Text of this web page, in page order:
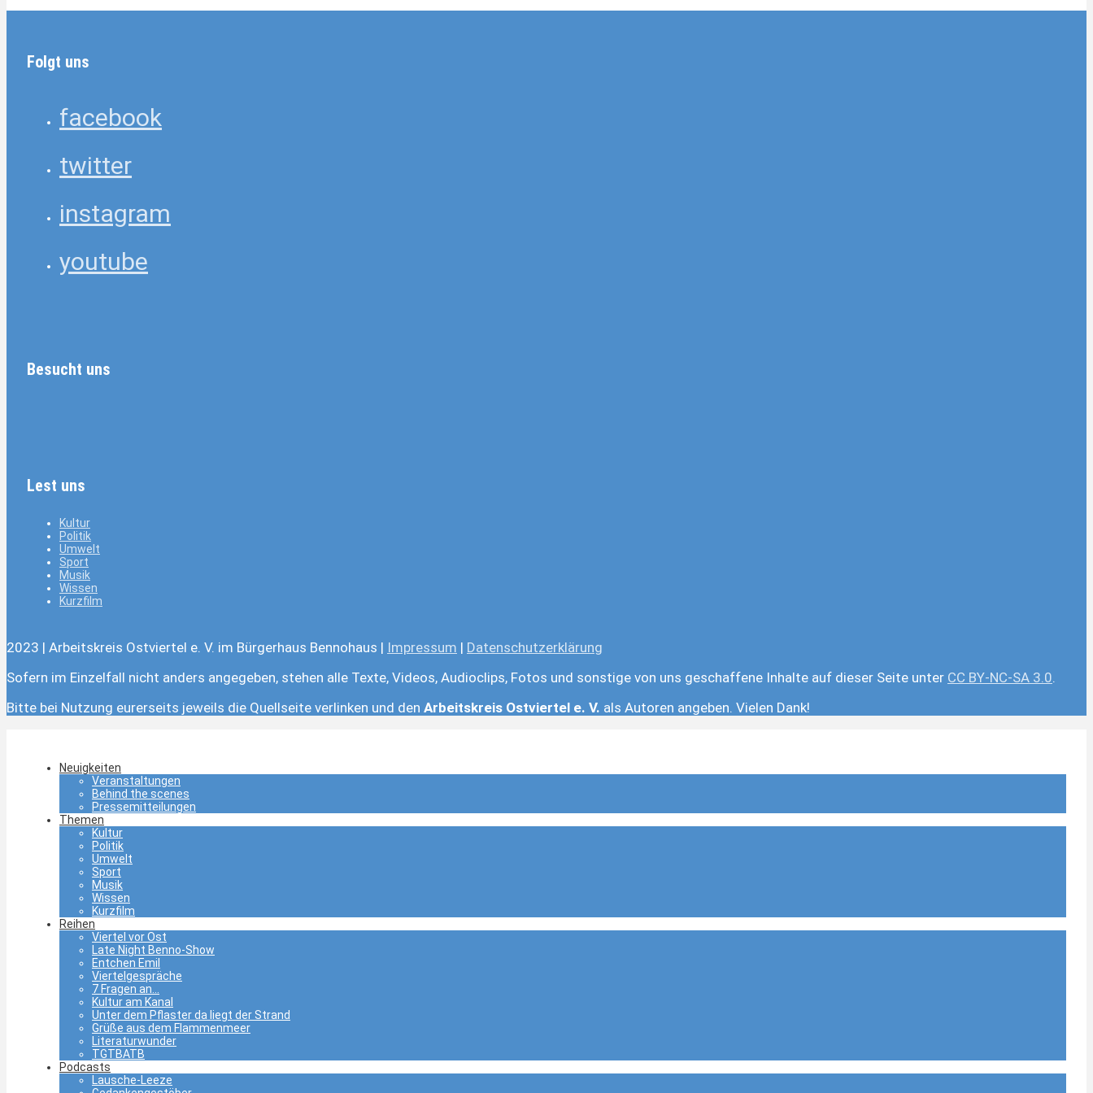
Folgt uns
facebook
twitter
instagram
youtube
Besucht uns
Lest uns
Kultur
Politik
Umwelt
Sport
Musik
Wissen
Kurzfilm
2023 | Arbeitskreis Ostviertel e. V. im Bürgerhaus Bennohaus | Impressum | Datenschutzerklärung
Sofern im Einzelfall nicht anders angegeben, stehen alle Texte, Videos, Audioclips, Fotos und sonstige von uns geschaffene Inhalte auf dieser Seite unter CC BY-NC-SA 3.0.
Bitte bei Nutzung eurerseits jeweils die Quellseite verlinken und den Arbeitskreis Ostviertel e. V. als Autoren angeben. Vielen Dank!
Neuigkeiten
Veranstaltungen
Behind the scenes
Pressemitteilungen
Themen
Kultur
Politik
Umwelt
Sport
Musik
Wissen
Kurzfilm
Reihen
Viertel vor Ost
Late Night Benno-Show
Entchen Emil
Viertelgespräche
7 Fragen an…
Kultur am Kanal
Unter dem Pflaster da liegt der Strand
Grüße aus dem Flammenmeer
Literaturwunder
TGTBATB
Podcasts
Lausche-Leeze